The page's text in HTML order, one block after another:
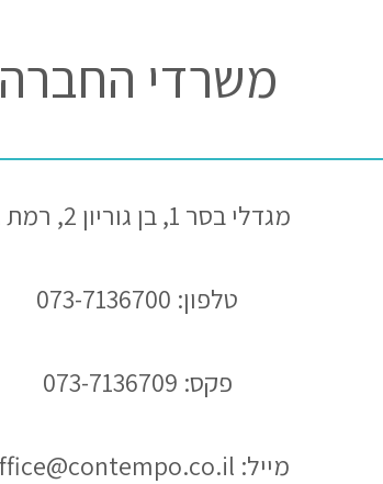
משרדי החברה
מגדלי בסר 1, בן גוריון 2, רמת גן
טלפון: 073-7136700
פקס: 073-7136709
מייל: office@contempo.co.il